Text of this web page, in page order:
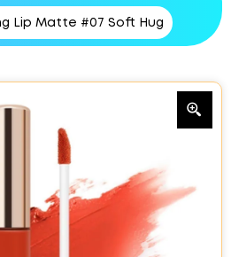
Lip Matte #07 Soft Hug